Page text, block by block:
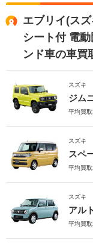
エブリイ(ス
シート付 電
ンド車の車買
スズキ
ジム
平均買取
スズキ
スペ
平均買取
スズキ
アル
平均買取